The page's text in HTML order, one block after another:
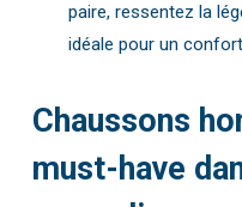
paire, ressentez la
idéale pour un
Chaussons
must-have